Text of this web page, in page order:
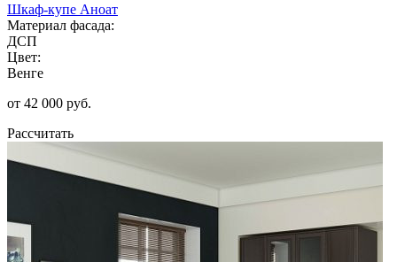
Шкаф-купе Аноат
Материал фасада:
ДСП
Цвет:
Венге
от 42 000 руб.
Рассчитать